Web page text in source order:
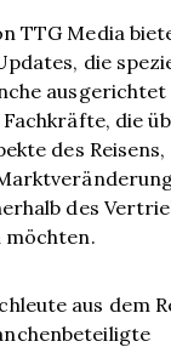
TTG Media
die
die
des Reisens,
des
möchten.
aus dem